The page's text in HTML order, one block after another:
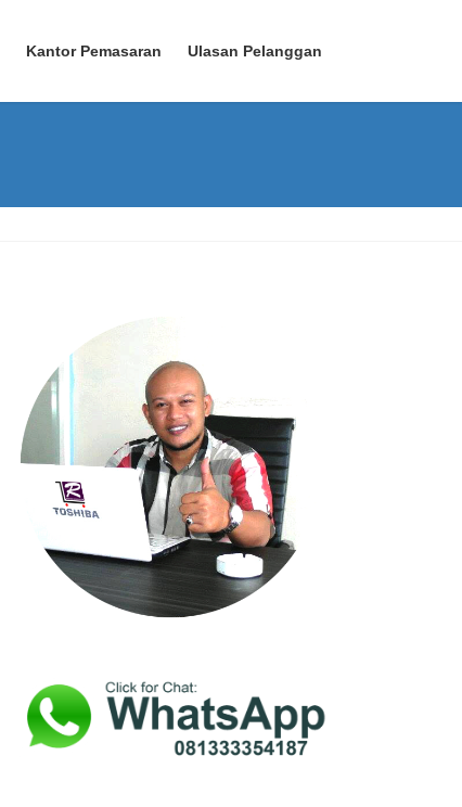
Kantor Pemasaran Ulasan Pelanggan